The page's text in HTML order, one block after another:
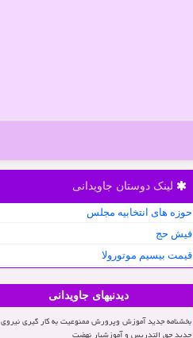
لینک دوستان جاویدانی
حوزه های انتخابیه مجلس
فیش حج
قیمت بیسیم موتورولا
دیدنیهای جاویدانی
بخشنامه جدید آموزش وپرورش ممنوعیت به کار گیری نیروی
جدید حق التدریس و آموزشیار نهضت